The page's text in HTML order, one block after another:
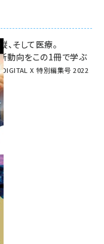
そして医療。
動向をこの1冊で学ぶ
X 特別編集号 2022